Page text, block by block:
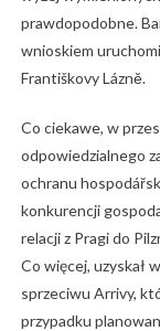
prawdopodobne.
wnioskiem
Františkovy Lázně.
Co ciekawe, w
odpowiedzialnego
ochranu
konkurencji
relacji z Pragi do
Co więcej, uzyskał
sprzeciwu Arrivy,
przypadku